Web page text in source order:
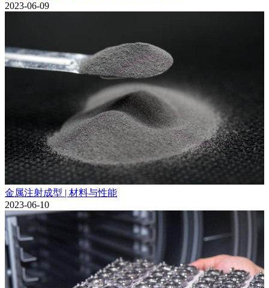
2023-06-09
金属注射成型 | 材料与性能
2023-06-10